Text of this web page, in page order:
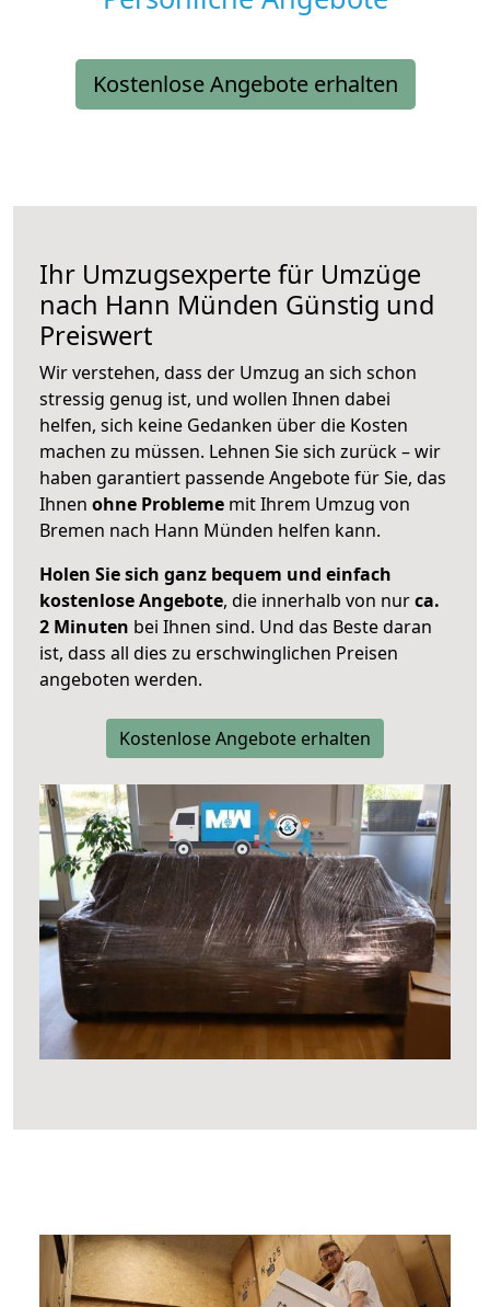
Kostenlose Angebote erhalten
Ihr Umzugsexperte für Umzüge
nach Hann Münden Günstig und
Preiswert
Wir verstehen, dass der Umzug an sich schon
stressig genug ist, und wollen Ihnen dabei
helfen, sich keine Gedanken über die Kosten
machen zu müssen. Lehnen Sie sich zurück – wir
haben garantiert passende Angebote für Sie, das
Ihnen ohne Probleme mit Ihrem Umzug von
Bremen nach Hann Münden helfen kann.
Holen Sie sich ganz bequem und einfach
kostenlose Angebote, die innerhalb von nurca.
2 Minuten bei Ihnen sind. Und das Beste daran
ist, dass all dies zu erschwinglichen Preisen
angeboten werden.
Kostenlose Angebote erhalten